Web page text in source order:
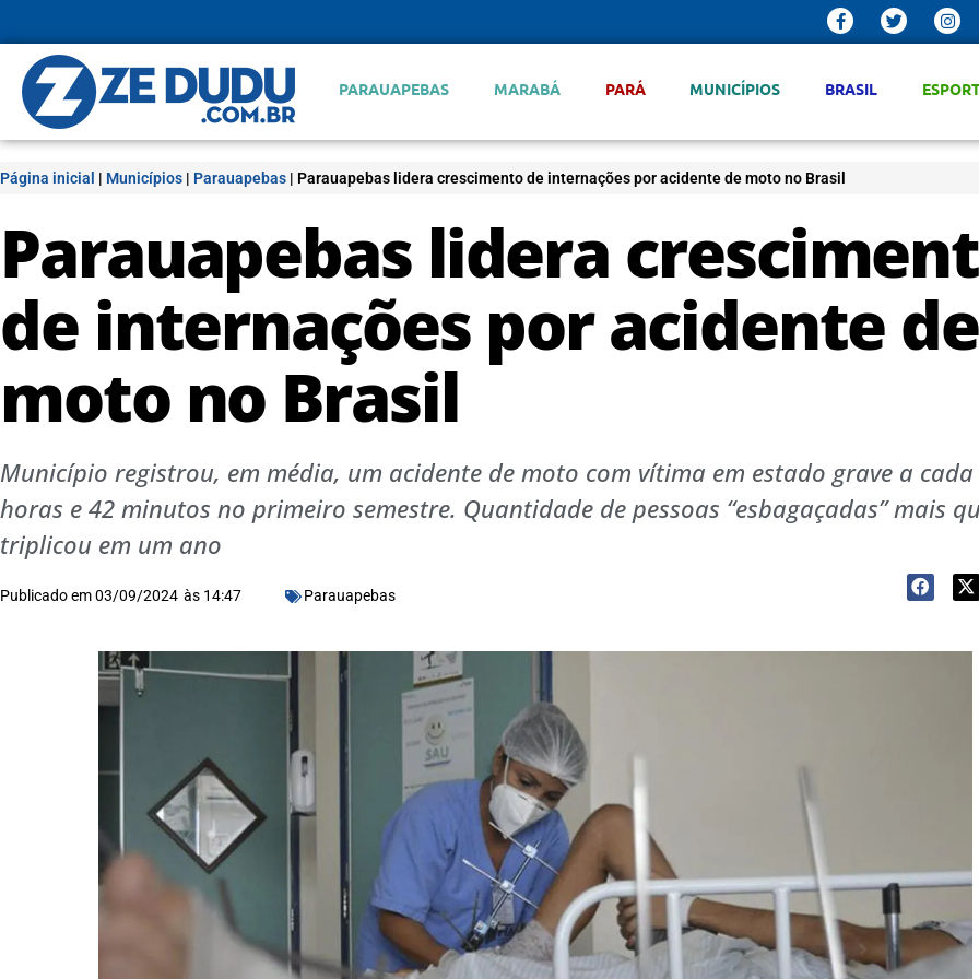
PARAUAPEBAS MARABÁ PARÁ MUNICÍPIOS BRASIL
Página inicial | Municípios | Parauapebas | Parauapebas lidera crescimento de internações por acidente de moto no Brasil
Parauapebas lidera
de internações por acidente de
moto no Brasil
Município registrou, em média, um acidente de moto com vítima em estado grave a cada
horas e 42 minutos no primeiro semestre. Quantidade de pessoas “esbagaçadas” mais
triplicou em um ano
Publicado em03/09/2024 às 14:47 Parauapebas